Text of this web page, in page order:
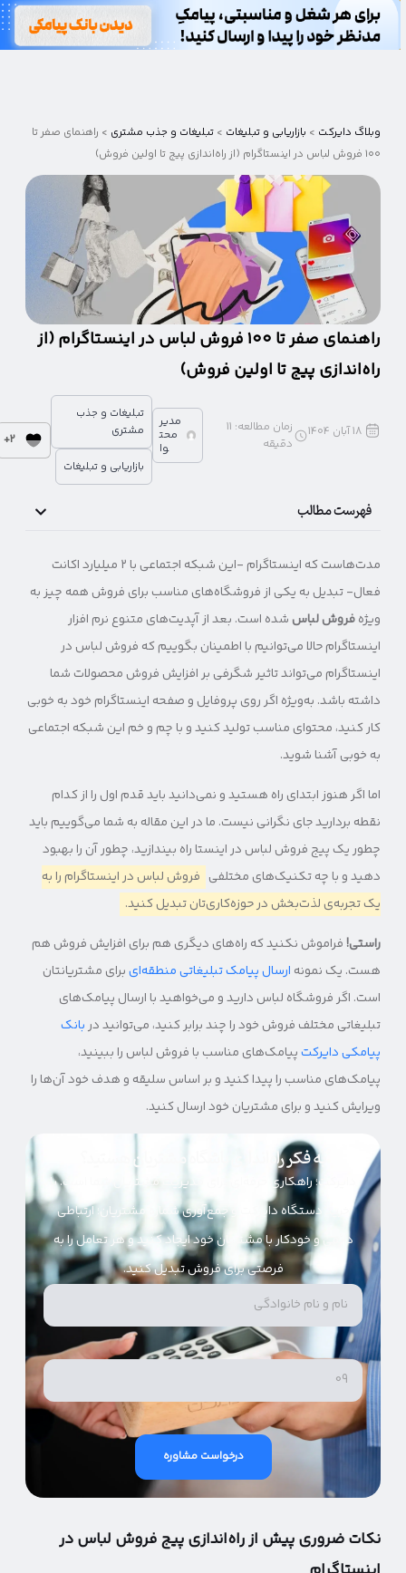
وبلاگدایرکت
وبلاگ دایرکت> بازاریابی و تبلیغات> تبلیغات و جذب مشتری> راهنمای صفر تا
۱۰۰ فروش لباس در اینستاگرام (از راه‌اندازی پیج تا اولین فروش)
راهنمای صفر تا ۱۰۰ فروش لباس در اینستاگرام (از
راه‌اندازی پیج تا اولین فروش)
مدیر
محت
تبلیغات و جذب
مشتری
بازاریابی و تبلیغات
2+ 18 آبان 1404 زمان مطالعه:11
دقیقه
فهرست مطالب
مدت‌هاست که اینستاگرام -این شبکه اجتماعی با ۲ میلیارد اکانت
فعال- تبدیل به یکی از فروشگاه‌های مناسب برای فروش همه چیز به
ویژهفروش لباسشده است. بعد از آپدیت‌های متنوع نرم افزار
اینستاگرام حالا می‌توانیم با اطمینان بگوییم که فروش لباس در
اینستاگرام می‌تواند تاثیر شگرفی بر افزایش فروش محصولات شما
داشته باشد. به‌ویژه اگر روی پروفایل و صفحه اینستاگرام خود به خوبی
کار کنید، محتوای مناسب تولید کنید و با چم و خم این شبکه اجتماعی
به خوبی آشنا شوید.
اما اگر هنوز ابتدای راه هستید و نمی‌دانید باید قدم اول را از کدام
نقطه بردارید جای نگرانی نیست. ما در این مقاله به شما می‌گوییم باید
چطور یک پیج فروش لباس در اینستا راه بیندازید، چطور آن را بهبود
دهید و با چه تکنیک‌های مختلفی فروش لباس در اینستاگرام را به
یک تجربه‌ی لذت‌بخش در حوزه‌کاری‌تان تبدیل کنید.
راستی!فراموش نکنید که راه‌های دیگری هم برای افزایش فروش هم
هست. یک نمونهارسال پیامک تبلیغاتی منطقه‌ایبرای مشتریانتان
است. اگر فروشگاه لباس دارید و می‌خواهید با ارسال پیامک‌های
تبلیغاتی مختلف فروش خود را چند برابر کنید، می‌توانید دربانک
پیامکی دایرکتپیامک‌های مناسب با فروش لباس را ببینید،
پیامک‌های مناسب را پیدا کنید و بر اساس سلیقه و هدف خود آن‌ها را
ویرایش کنید و برای مشتریان خود ارسال کنید.
به فکر راه‌اندازی باشگاه مشتریان هستید؟
دایرکت؛ راهکاری حرفه‌ای برای مدیریت مشتریان شما است. با
خرید دستگاه دایرکت و جمع‌آوری شماره مشتریان؛ ارتباطی
دائمی و خودکار با مشتریان خود ایجاد کنید و هر تعامل را به
فرصتی برای فروش تبدیل کنید.
درخواست مشاوره
نکات ضروری پیش از راه‌اندازی پیج فروش لباس در